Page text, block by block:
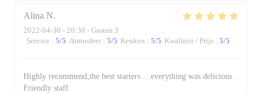
Alina N
2022-04-30 - 20:30 - Gasten 3
Service : 5/5 Atmosfeer : 5/5 Keuken : 5/5 Kwaliteit / Prijs : 5/5
Highly recommend,the best starters …everything was delicious .
Friendly staff